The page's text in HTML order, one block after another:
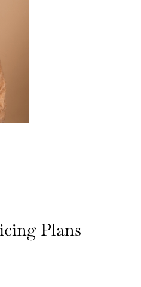
Plans